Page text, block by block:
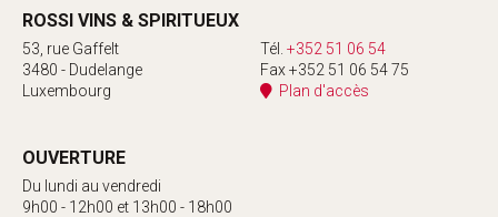
ROSSI VINS & SPIRITUEUX
53, rue Gaffelt
3480 - Dudelange
Luxembourg
Tél. +352 51 06 54
Fax +352 51 06 54 75
Plan d'accès
OUVERTURE
Du lundi au vendredi
9h00 - 12h00 et 13h00 - 18h00